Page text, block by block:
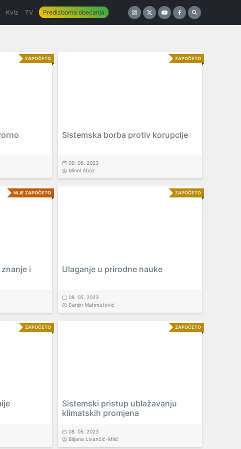
Kviz TV Predizborna obećanja
ZAPOČETO ZAPOČETO
Sistemska borba protiv korupcije
09. 05. 2023
Minel Abaz
NIJE ZAPOČETO
i
ZAPOČETO
Ulaganje u prirodne nauke
08. 05. 2023
Sanjin Mahmutović
ZAPOČETO ZAPOČETO
Sistemski pristup ublažavanju
klimatskih promjena
08. 05. 2023
Biljana Livančić-Milić